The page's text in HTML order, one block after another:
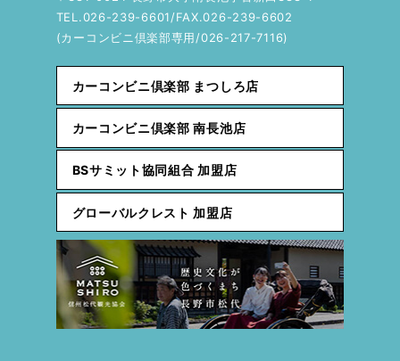
TEL.026-239-6601/FAX.026-239-6602
(カーコンビニ倶楽部専用/026-217-7116)
カーコンビニ倶楽部 まつしろ店
カーコンビニ倶楽部 南長池店
BSサミット協同組合 加盟店
グローバルクレスト 加盟店